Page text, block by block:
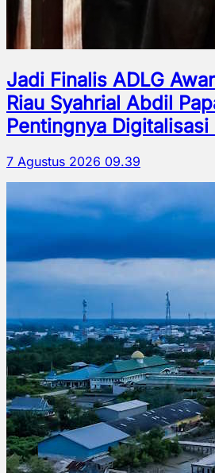
Jadi Finalis ADLG
Riau Syahrial Abdil
Pentingnya Digitalisasi
7 Agustus 2026 09.39